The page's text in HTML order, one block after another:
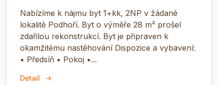
Nabízíme k nájmu byt 1+kk, 2NP v žádané
lokalitě Podhoří. Byt o výměře 28 m² prošel
zdařilou rekonstrukcí. Byt je připraven k
okamžitému nastěhování Dispozice a vybavení:
• Předsíň • Pokoj •...
Detail